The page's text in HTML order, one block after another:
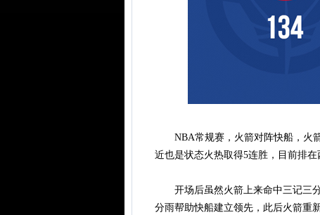
NBA常规赛，火箭对阵快船，火箭
近也是状态火热取得5连胜，目前排在
开场后虽然火箭上来命中三记三分
分雨帮助快船建立领先，此后火箭重